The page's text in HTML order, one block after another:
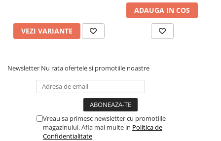
VEZI VARIANTE
ADAUGA IN COS
Newsletter Nu rata ofertele si promotiile noastre
Vreau sa primesc newsletter cu promotiile
magazinului. Afla mai multe in Politica de
Confidentialitate